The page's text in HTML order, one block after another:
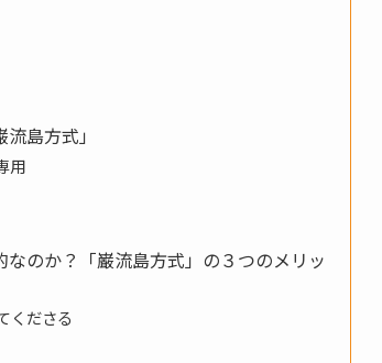
島方式」
用
のか？「巌流島方式」の３つのメリッ
くださる